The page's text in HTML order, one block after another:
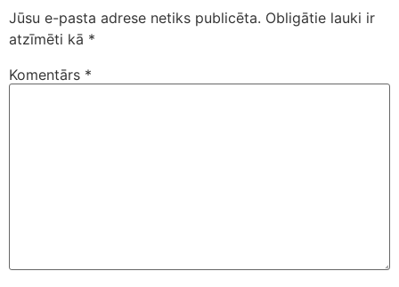
Jūsu e-pasta adrese netiks publicēta. Obligātie lauki ir
atzīmēti kā *
Komentārs *